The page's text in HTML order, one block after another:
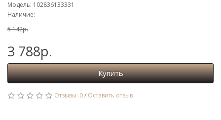
Модель: 102836133331
Наличие:
5 142р.
3 788р.
Купить
Отзывы: 0/ Оставить отзыв